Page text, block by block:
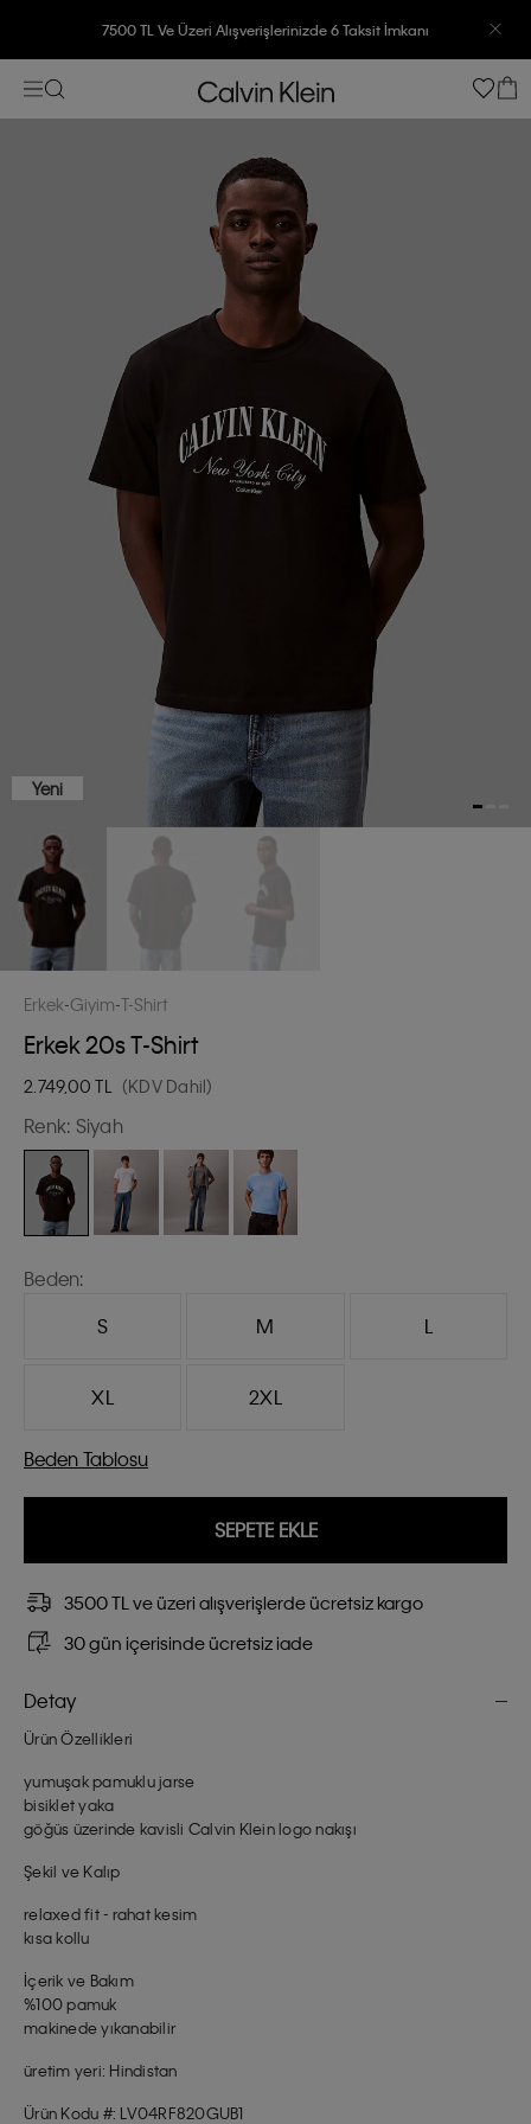
7500 TL Ve Üzeri Alışverişlerinizde 6 Taksit İmkanı
Yeni
Erkek Giyim T-Shirt
Erkek 20s T-Shirt
2.749,00 TL (KDV Dahil)
Renk: Siyah
Beden:
S
M L
XL 2XL
Beden Tablosu
SEPETE EKLE
3500 TL ve üzeri alışverişlerde ücretsiz kargo
30 gün içerisinde ücretsiz iade
Detay
Ürün Özellikleri
yumuşak pamuklu jarse
bisiklet yaka
göğüs üzerinde kavisli Calvin Klein logo nakışı
Şekil ve Kalıp
relaxed fit - rahat kesim
kısa kollu
İçerik ve Bakım
%100 pamuk
makinede yıkanabilir
üretim yeri: Hindistan
Ürün Kodu #: LV04RF820GUB1